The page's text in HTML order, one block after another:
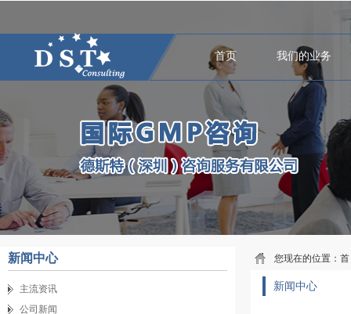
首页 我们的业务
新闻中心
主流资讯
公司新闻
您现在的位置： 首
新闻中心